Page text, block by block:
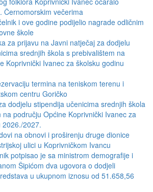
Černomorskim večerima
i ove godine podijelio nagrade odličnim
škole
za prijavu na Javni natječaj za dodjelu
srednjih škola s prebivalištem na
Koprivnički Ivanec za školsku godinu
termina na teniskom terenu i
centru Goričko
dodjelu stipendija učenicima srednjih škola
na području Općine Koprivnički Ivanec za
2026./2027.
na obnovi i proširenju druge dionice
ulici u Koprivničkom Ivancu
potpisao je sa ministrom demografije i
Šipićom dva ugovora o dodjeli
u ukupnom iznosu od 51.658,56